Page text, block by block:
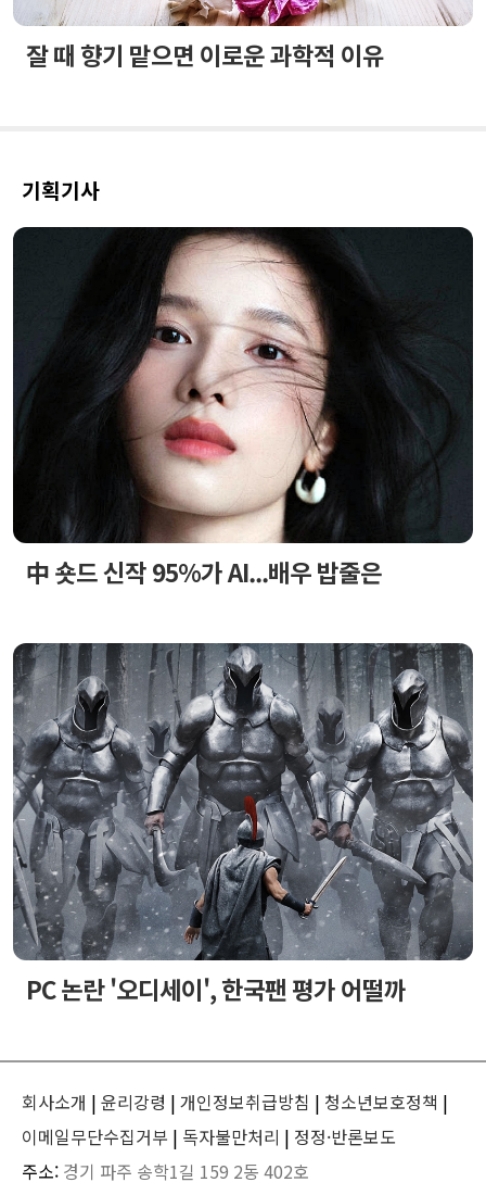
잘 때 향기 맡으면 이로운 과학적 이유
기획기사
中 숏드 신작 95%가 AI...배우 밥줄은
PC 논란 '오디세이', 한국팬 평가 어떨까
회사소개 | 윤리강령 | 개인정보취급방침 | 청소년보호정책 |
이메일무단수집거부 | 독자불만처리 | 정정·반론보도
주소: 경기 파주 송학1길 159 2동 402호